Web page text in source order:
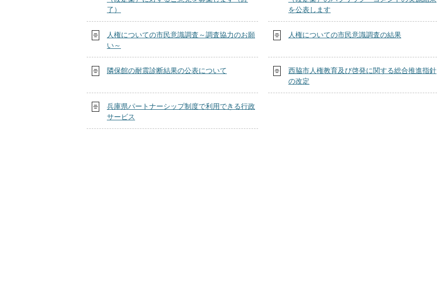
了）
を公表します
人権についての市民意識調査～調査協力のお願
い～
人権についての市民意識調査の結果
隣保館の耐震診断結果の公表について
西脇市人権教育及び啓発に関する総合推進指針
の改定
兵庫県パートナーシップ制度で利用できる行政
サービス